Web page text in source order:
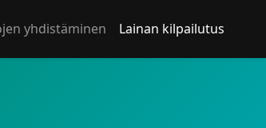
yhdistäminen Lainan kilpailutus